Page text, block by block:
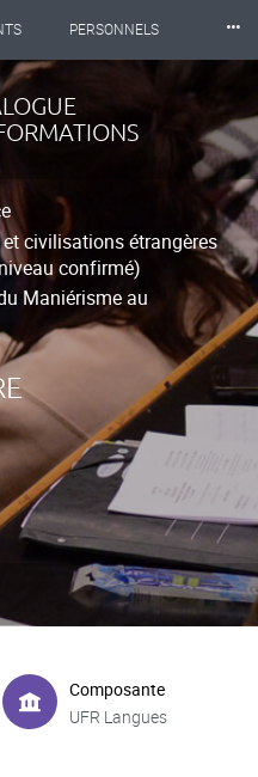
PERSONNELS ⸱⸱⸱
civilisations étrangères
confirmé)
Maniérisme au
Composante
UFR Langues